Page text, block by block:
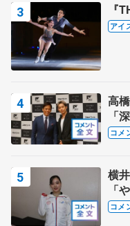
『
アイ
高
「
る
コメ
横
「
SP
コメ